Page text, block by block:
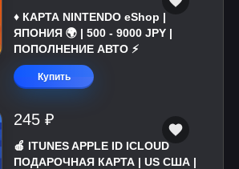
♦️ КАРТА NINTENDO eShop |
ЯПОНИЯ 🌍 | 500 - 9000 JPY |
ПОПОЛНЕНИЕ АВТО ⚡
Купить
245 ₽
🍎 ITUNES APPLE ID ICLOUD
ПОДАРОЧНАЯ КАРТА | US США |